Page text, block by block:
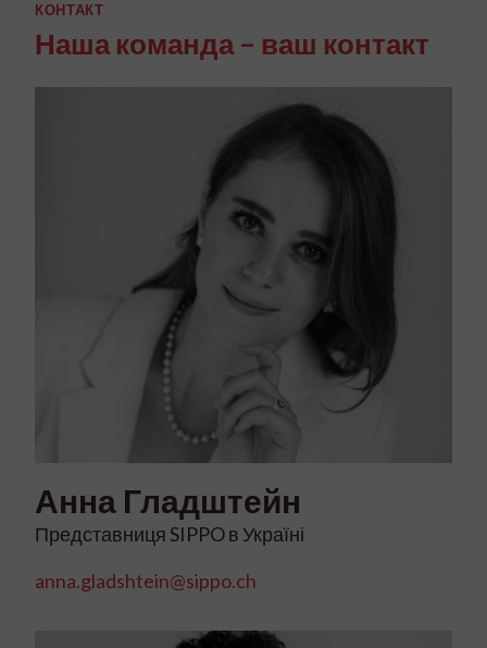
КОНТАКТ
Наша команда – ваш контакт
Анна Гладштейн
Представниця SIPPO в Україні
anna.gladshtein@sippo.ch